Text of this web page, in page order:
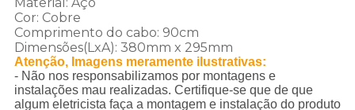
Cor: Cobre
Comprimento do cabo: 90cm
Dimensões(LxA): 380mm x 295mm
Atenção, Imagens meramente ilustrativas:
- Não nos responsabilizamos por montagens e
instalações mau realizadas. Certifique-se que de que
algum eletricista faça a montagem e instalação do produto